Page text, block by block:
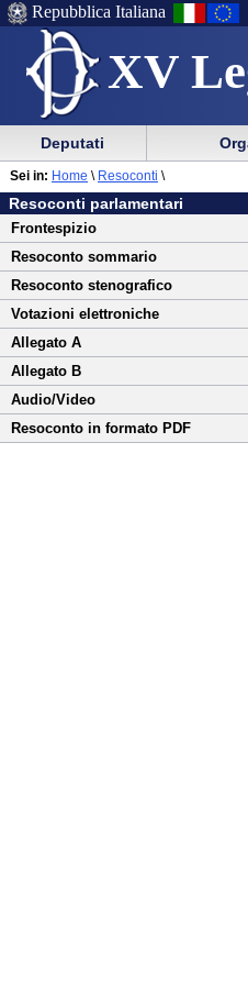
XV
Menu
di
ausilio
alla
navigazione
Menu
di
navigazione
principale
Repubblica Italiana
Menu
di
navigazione
principale
menu
di
sezione
Deputati
Vai
al
contenuto
Resoconti parlamentari
Frontespizio
Resoconto sommario
Resoconto stenografico
Votazioni elettroniche
Allegato A
Allegato B
Audio/Video
Resoconto in formato PDF
Sei in: Home \ Resoconti \